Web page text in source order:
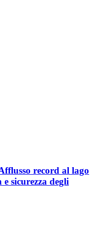
record al lago
sicurezza degli